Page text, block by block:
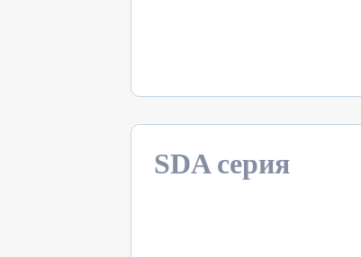
SDA серия